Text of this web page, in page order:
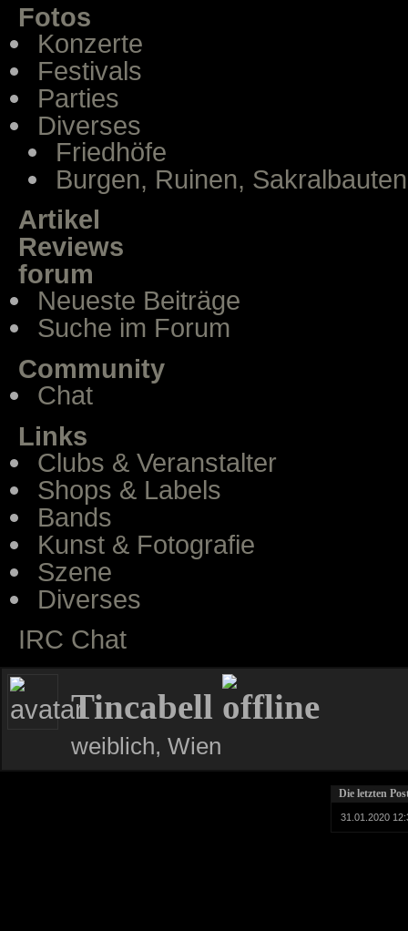
Fotos
Konzerte
Festivals
Parties
Diverses
Friedhöfe
Burgen, Ruinen, Sakralbauten
Artikel
Reviews
forum
Neueste Beiträge
Suche im Forum
Community
Chat
Links
Clubs & Veranstalter
Shops & Labels
Bands
Kunst & Fotografie
Szene
Diverses
IRC Chat
Tincabell
weiblich, Wien
Die letzten
31.01.2020